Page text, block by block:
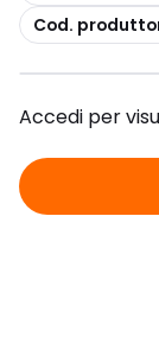
copia
Cod.
Accedi per